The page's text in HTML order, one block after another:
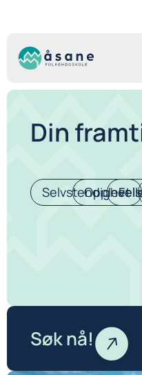
Din
Selvstendighet
Søk nå!